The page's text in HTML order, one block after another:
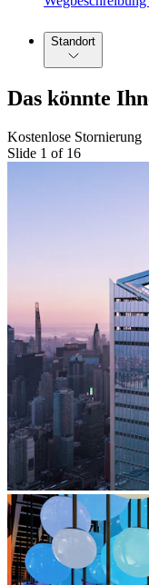
Standort
Das könnte
Kostenlose Stornierung
Slide 1 of 16